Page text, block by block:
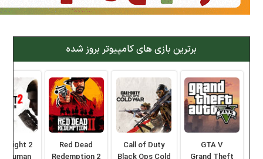
برترین بازی های کامپیوتر بروز شده
GTA V
Call of Duty
Red Dead
Light 2